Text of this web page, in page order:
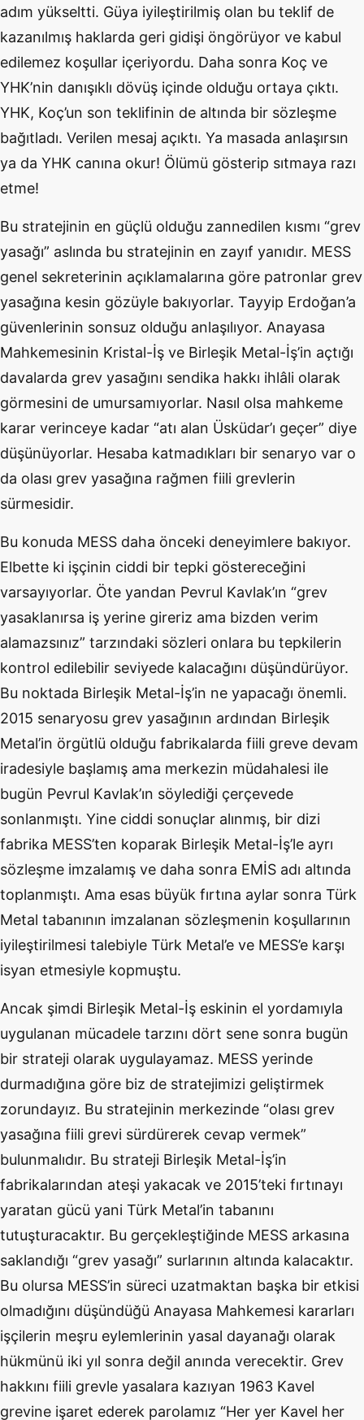
adım yükseltti. Güya iyileştirilmiş olan bu teklif de
kazanılmış haklarda geri gidişi öngörüyor ve kabul
edilemez koşullar içeriyordu. Daha sonra Koç ve
YHK’nin danışıklı dövüş içinde olduğu ortaya çıktı.
YHK, Koç’un son teklifinin de altında bir sözleşme
bağıtladı. Verilen mesaj açıktı. Ya masada anlaşırsın
ya da YHK canına okur! Ölümü gösterip sıtmaya razı
etme!
Bu stratejinin en güçlü olduğu zannedilen kısmı “grev
yasağı” aslında bu stratejinin en zayıf yanıdır. MESS
genel sekreterinin açıklamalarına göre patronlar grev
yasağına kesin gözüyle bakıyorlar. Tayyip Erdoğan’a
güvenlerinin sonsuz olduğu anlaşılıyor. Anayasa
Mahkemesinin Kristal-İş ve Birleşik Metal-İş’in açtığı
davalarda grev yasağını sendika hakkı ihlâli olarak
görmesini de umursamıyorlar. Nasıl olsa mahkeme
karar verinceye kadar “atı alan Üsküdar’ı geçer” diye
düşünüyorlar. Hesaba katmadıkları bir senaryo var o
da olası grev yasağına rağmen fiili grevlerin
sürmesidir.
Bu konuda MESS daha önceki deneyimlere bakıyor.
Elbette ki işçinin ciddi bir tepki göstereceğini
varsayıyorlar. Öte yandan Pevrul Kavlak’ın “grev
yasaklanırsa iş yerine gireriz ama bizden verim
alamazsınız” tarzındaki sözleri onlara bu tepkilerin
kontrol edilebilir seviyede kalacağını düşündürüyor.
Bu noktada Birleşik Metal-İş’in ne yapacağı önemli.
2015 senaryosu grev yasağının ardından Birleşik
Metal’in örgütlü olduğu fabrikalarda fiili greve devam
iradesiyle başlamış ama merkezin müdahalesi ile
bugün Pevrul Kavlak’ın söylediği çerçevede
sonlanmıştı. Yine ciddi sonuçlar alınmış, bir dizi
fabrika MESS’ten koparak Birleşik Metal-İş’le ayrı
sözleşme imzalamış ve daha sonra EMİS adı altında
toplanmıştı. Ama esas büyük fırtına aylar sonra Türk
Metal tabanının imzalanan sözleşmenin koşullarının
iyileştirilmesi talebiyle Türk Metal’e ve MESS’e karşı
isyan etmesiyle kopmuştu.
Ancak şimdi Birleşik Metal-İş eskinin el yordamıyla
uygulanan mücadele tarzını dört sene sonra bugün
bir strateji olarak uygulayamaz. MESS yerinde
durmadığına göre biz de stratejimizi geliştirmek
zorundayız. Bu stratejinin merkezinde “olası grev
yasağına fiili grevi sürdürerek cevap vermek”
bulunmalıdır. Bu strateji Birleşik Metal-İş’in
fabrikalarından ateşi yakacak ve 2015’teki fırtınayı
yaratan gücü yani Türk Metal’in tabanını
tutuşturacaktır. Bu gerçekleştiğinde MESS arkasına
saklandığı “grev yasağı” surlarının altında kalacaktır.
Bu olursa MESS’in süreci uzatmaktan başka bir etkisi
olmadığını düşündüğü Anayasa Mahkemesi kararları
işçilerin meşru eylemlerinin yasal dayanağı olarak
hükmünü iki yıl sonra değil anında verecektir. Grev
hakkını fiili grevle yasalara kazıyan 1963 Kavel
grevine işaret ederek parolamız “Her yer Kavel her